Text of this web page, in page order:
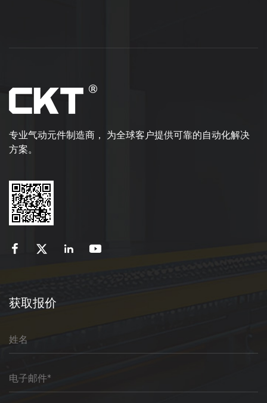
专业气动元件制造商， 为全球客户提供可靠的自动化解决
方案。
获取报价